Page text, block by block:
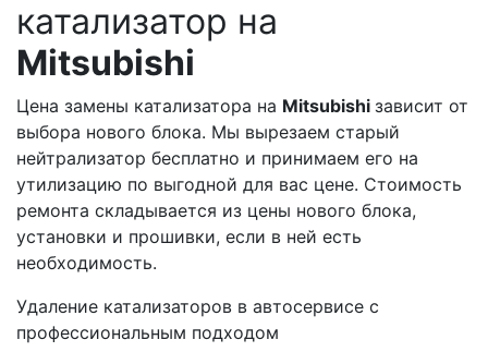
катализатор на
Mitsubishi
Цена замены катализатора на Mitsubishi зависит от
выбора нового блока. Мы вырезаем старый
нейтрализатор бесплатно и принимаем его на
утилизацию по выгодной для вас цене. Стоимость
ремонта складывается из цены нового блока,
установки и прошивки, если в ней есть
необходимость.
Удаление катализаторов в автосервисе с
профессиональным подходом